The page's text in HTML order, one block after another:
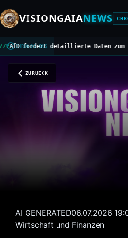
VISIONGAIANEWS
CHRONOS BUS
detaillierte Daten zum
ZURUECK
AI GENERATED06.07.2026
Wirtschaft und Finanzen